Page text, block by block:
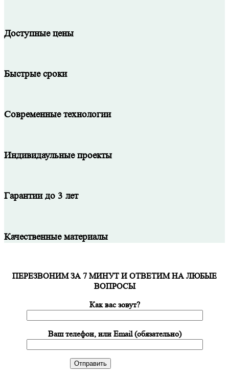
Доступные цены
Быстрые сроки
Современные технологии
Индивидаульные проекты
Гарантии до 3 лет
Качественные материалы
ПЕРЕЗВОНИМ ЗА 7 МИНУТ И ОТВЕТИМ НА ЛЮБЫЕ
ВОПРОСЫ
Как вас зовут?
Ваш телефон, или Email (обязательно)